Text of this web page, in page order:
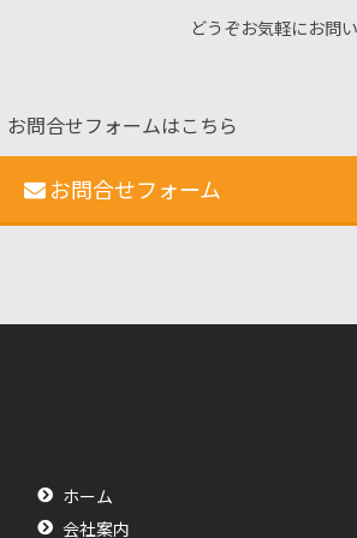
どうぞお気軽にお問
お問合せフォームはこちら
お問合せフォーム
ホーム
会社案内